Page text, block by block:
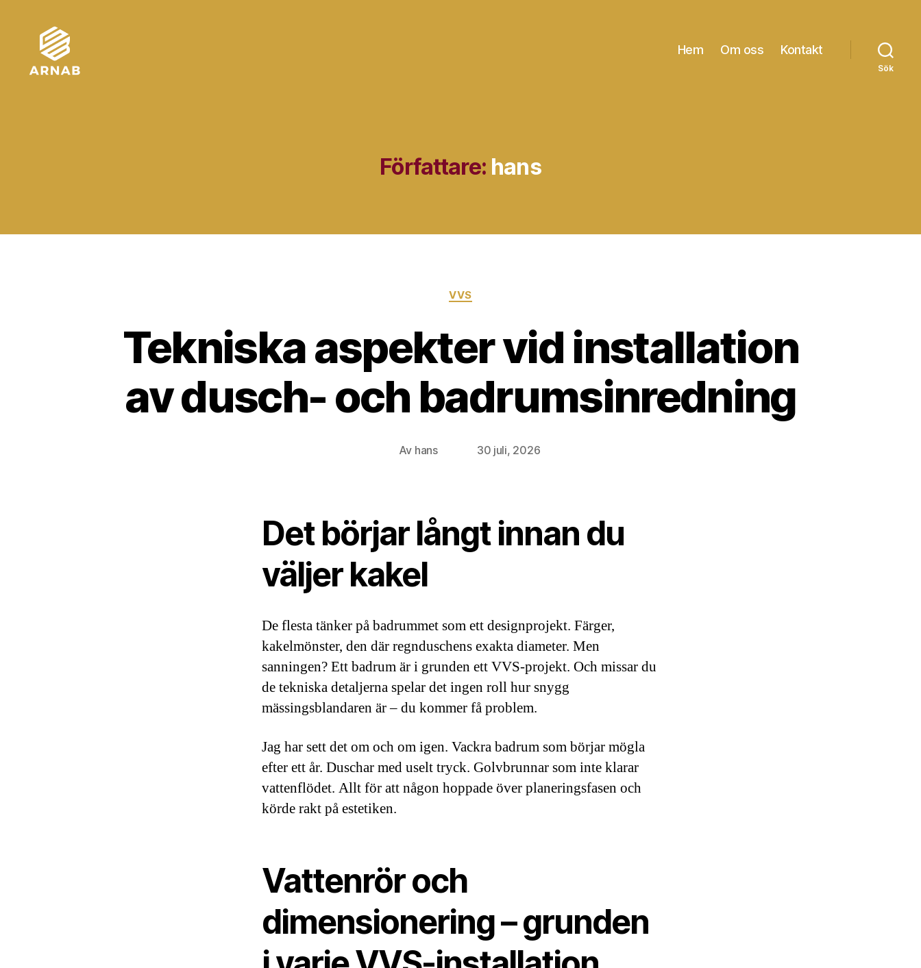
Hem Om oss Kontakt
Sök
Författare: hans
Kategorier
VVS
Tekniska aspekter vid installation
av dusch- och badrumsinredning
Inläggsförfattare
Av hans Inläggsdatum
30 juli, 2026
Det börjar långt innan du
väljer kakel
De flesta tänker på badrummet som ett designprojekt. Färger,
kakelmönster, den där regnduschens exakta diameter. Men
sanningen? Ett badrum är i grunden ett VVS-projekt. Och missar du
de tekniska detaljerna spelar det ingen roll hur snygg
mässingsblandaren är – du kommer få problem.
Jag har sett det om och om igen. Vackra badrum som börjar mögla
efter ett år. Duschar med uselt tryck. Golvbrunnar som inte klarar
vattenflödet. Allt för att någon hoppade över planeringsfasen och
körde rakt på estetiken.
Vattenrör och
dimensionering – grunden